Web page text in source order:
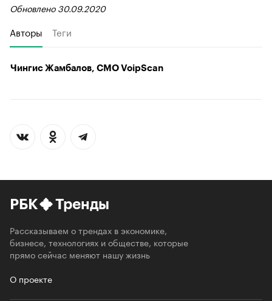
Обновлено 30.09.2020
Авторы Теги
Чингис Жамбалов, CMO VoipScan
РБК Тренды
Рассказываем о трендах в экономике,
бизнесе, технологиях и обществе, которые
прямо сейчас меняют нашу жизнь
О проекте